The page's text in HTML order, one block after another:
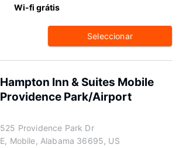
Wi-fi grátis
Seleccionar
Hampton Inn & Suites Mobile
Providence Park/Airport
525 Providence Park Dr
E, Mobile, Alabama 36695, US